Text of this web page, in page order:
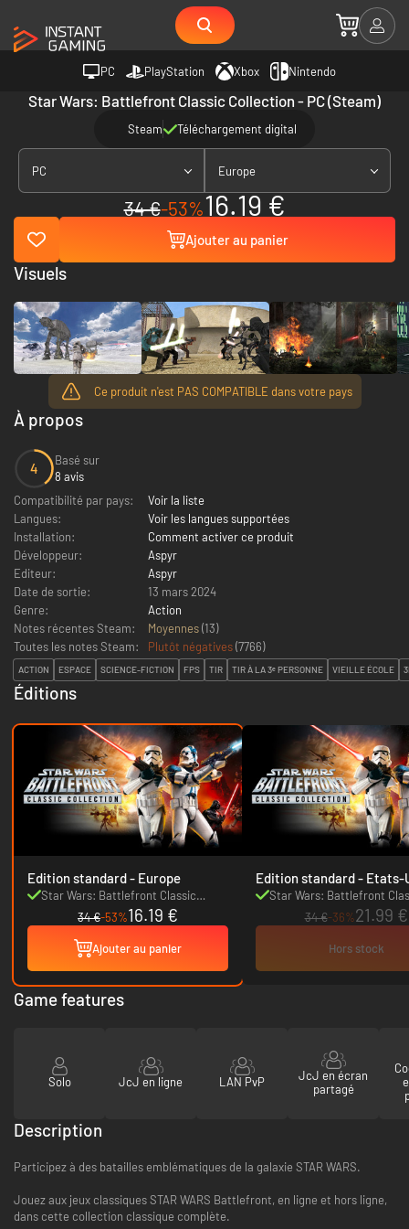
PC PlayStation Xbox Nintendo
Star Wars: Battlefront Classic Collection - PC (Steam)
Steam Téléchargement digital
PC Europe
34 €-53%16.19 €
Ajouter au panier
Ce produit n'est PAS COMPATIBLE dans votre pays
À propos
4
Basé sur
8 avis
Compatibilité par pays:
Voir la liste
Langues:
Voir les langues supportées
Installation:
Comment activer ce produit
Développeur:
Aspyr
Editeur:
Aspyr
Date de sortie:
13 mars 2024
Genre:
Action
Notes récentes Steam:
Moyennes(13)
Toutes les notes Steam:
Plutôt négatives(7766)
ACTION ESPACE SCIENCE-FICTION FPS TIR TIR À LA 3ᵉ PERSONNE VIEILLE ÉCOLE
Éditions
Edition standard - Europe
Star Wars: Battlefront Classic
Collection34 €-53%16.19 €
Ajouter au panier
Edition standard -
Star Wars: Battlefront
Collection34 €-36%21.99 €
Hors stock
Visuels
Game features
Solo JcJ en ligne LAN PvP
JcJ en écran
partagé
Description
Participez à des batailles emblématiques de la galaxie STAR WARS.
Jouez aux jeux classiques STAR WARS Battlefront, en ligne et hors ligne,
dans cette collection classique complète.